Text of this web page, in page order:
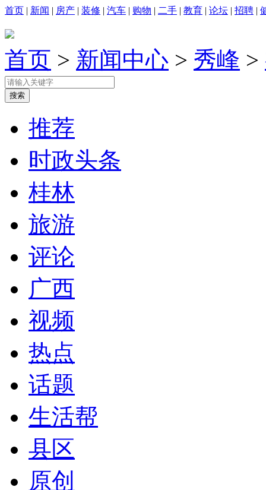
首页 | 新闻 | 房产 | 装修 | 汽车 | 购物 | 二手 | 教育 | 论坛 | 招聘 |
首页 > 新闻中心 > 秀峰 >
推荐
时政头条
桂林
旅游
评论
广西
视频
热点
话题
生活帮
县区
原创